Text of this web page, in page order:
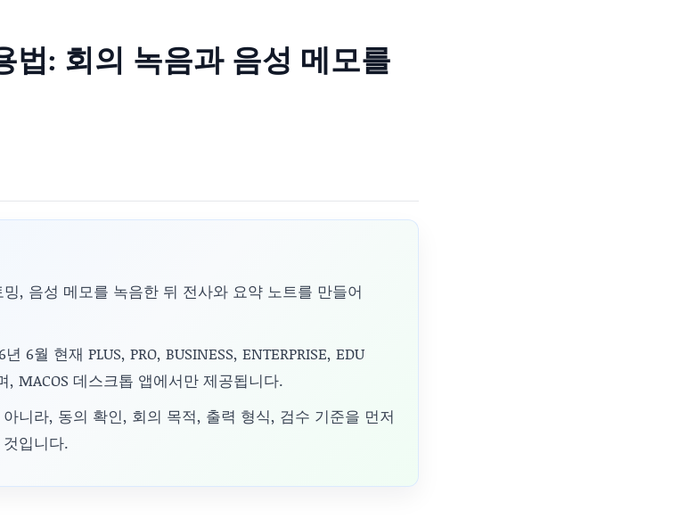
법: 회의 녹음과 음성 메모를
밍, 음성 메모를 녹음한 뒤 전사와 요약 노트를 만들어
6월 현재 PLUS, PRO, BUSINESS, ENTERPRISE, EDU
MACOS 데스크톱 앱에서만 제공됩니다.
니라, 동의 확인, 회의 목적, 출력 형식, 검수 기준을 먼저
입니다.